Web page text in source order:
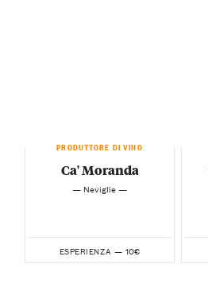
PRODUTTORE DI VINO
Ca' Moranda
— Neviglie —
ESPERIENZA — 10€